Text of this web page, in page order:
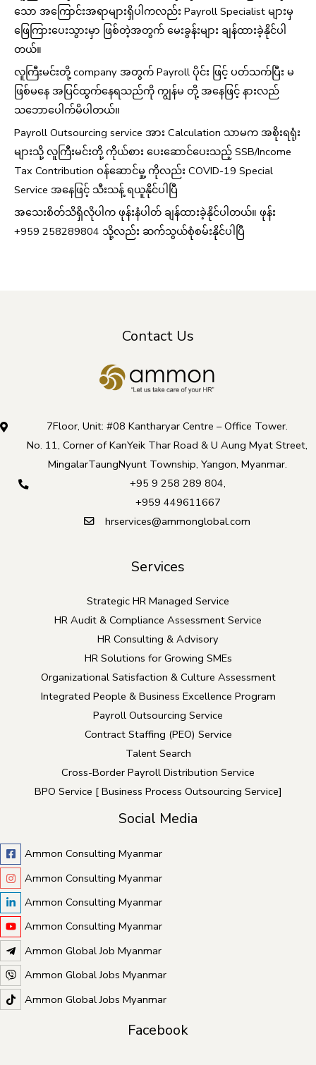
သော အကြောင်းအရာများရှိပါကလည်း Payroll Specialist များမှ
ဖြေကြားပေးသွားမှာ ဖြစ်တဲ့အတွက် မေးခွန်းများ ချန်ထားခဲ့နိုင်ပါ
တယ်။
လူကြီးမင်းတို့ company အတွက် Payroll ပိုင်း ဖြင့် ပတ်သက်ပြီး မ
ဖြစ်မနေ အပြင်ထွက်နေရသည်ကို ကျွန်မ တို့ အနေဖြင့် နားလည်
သဘောပေါက်မိပါတယ်။
Payroll Outsourcing service အား Calculation သာမက အစိုးရရုံး
များသို့ လူကြီးမင်းတို့ ကိုယ်စား ပေးဆောင်ပေးသည့် SSB/Income
Tax Contribution ဝန်ဆောင်မှု့ ကိုလည်း COVID-19 Special
Service အနေဖြင့် သီးသန့် ရယူနိုင်ပါပြီ
အသေးစိတ်သိရှိလိုပါက ဖုန်းနံပါတ် ချန်ထားခဲ့နိုင်ပါတယ်။ ဖုန်း
+959 258289804 သို့လည်း ဆက်သွယ်စုံစမ်းနိုင်ပါပြီ
Contact Us
7Floor, Unit: #08 Kantharyar Centre – Office Tower.
No. 11, Corner of KanYeik Thar Road & U Aung Myat Street,
MingalarTaungNyunt Township, Yangon, Myanmar.
+95 9 258 289 804,
+959 449611667
hrservices@ammonglobal.com
Services
Strategic HR Managed Service
HR Audit & Compliance Assessment Service
HR Consulting & Advisory
HR Solutions for Growing SMEs
Organizational Satisfaction & Culture Assessment
Integrated People & Business Excellence Program
Payroll Outsourcing Service
Contract Staffing (PEO) Service
Talent Search
Cross-Border Payroll Distribution Service
BPO Service [ Business Process Outsourcing Service]
Social Media
Ammon Consulting Myanmar
Ammon Consulting Myanmar
Ammon Consulting Myanmar
Ammon Consulting Myanmar
Ammon Global Job Myanmar
Ammon Global Jobs Myanmar
Ammon Global Jobs Myanmar
Facebook